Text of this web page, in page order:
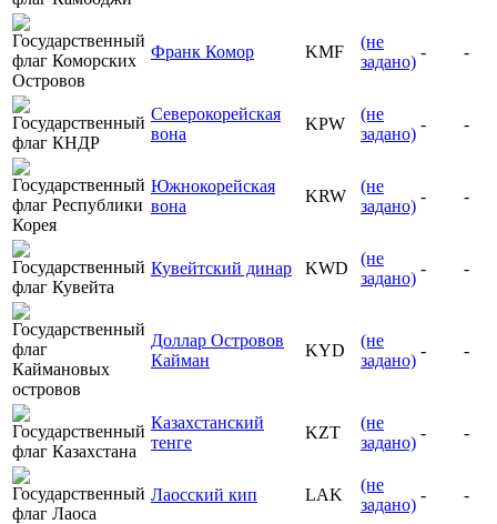
Франк Комор KMF
(не
задано)
- -
Северокорейская
вона
KPW
(не
задано)
- -
Южнокорейская
вона
KRW
(не
задано)
- -
Кувейтский динар KWD
(не
задано)
- -
Доллар Островов
Кайман
KYD
(не
задано)
- -
Казахстанский
тенге
KZT
(не
задано)
- -
Лаосский кип LAK
(не
задано)
- -